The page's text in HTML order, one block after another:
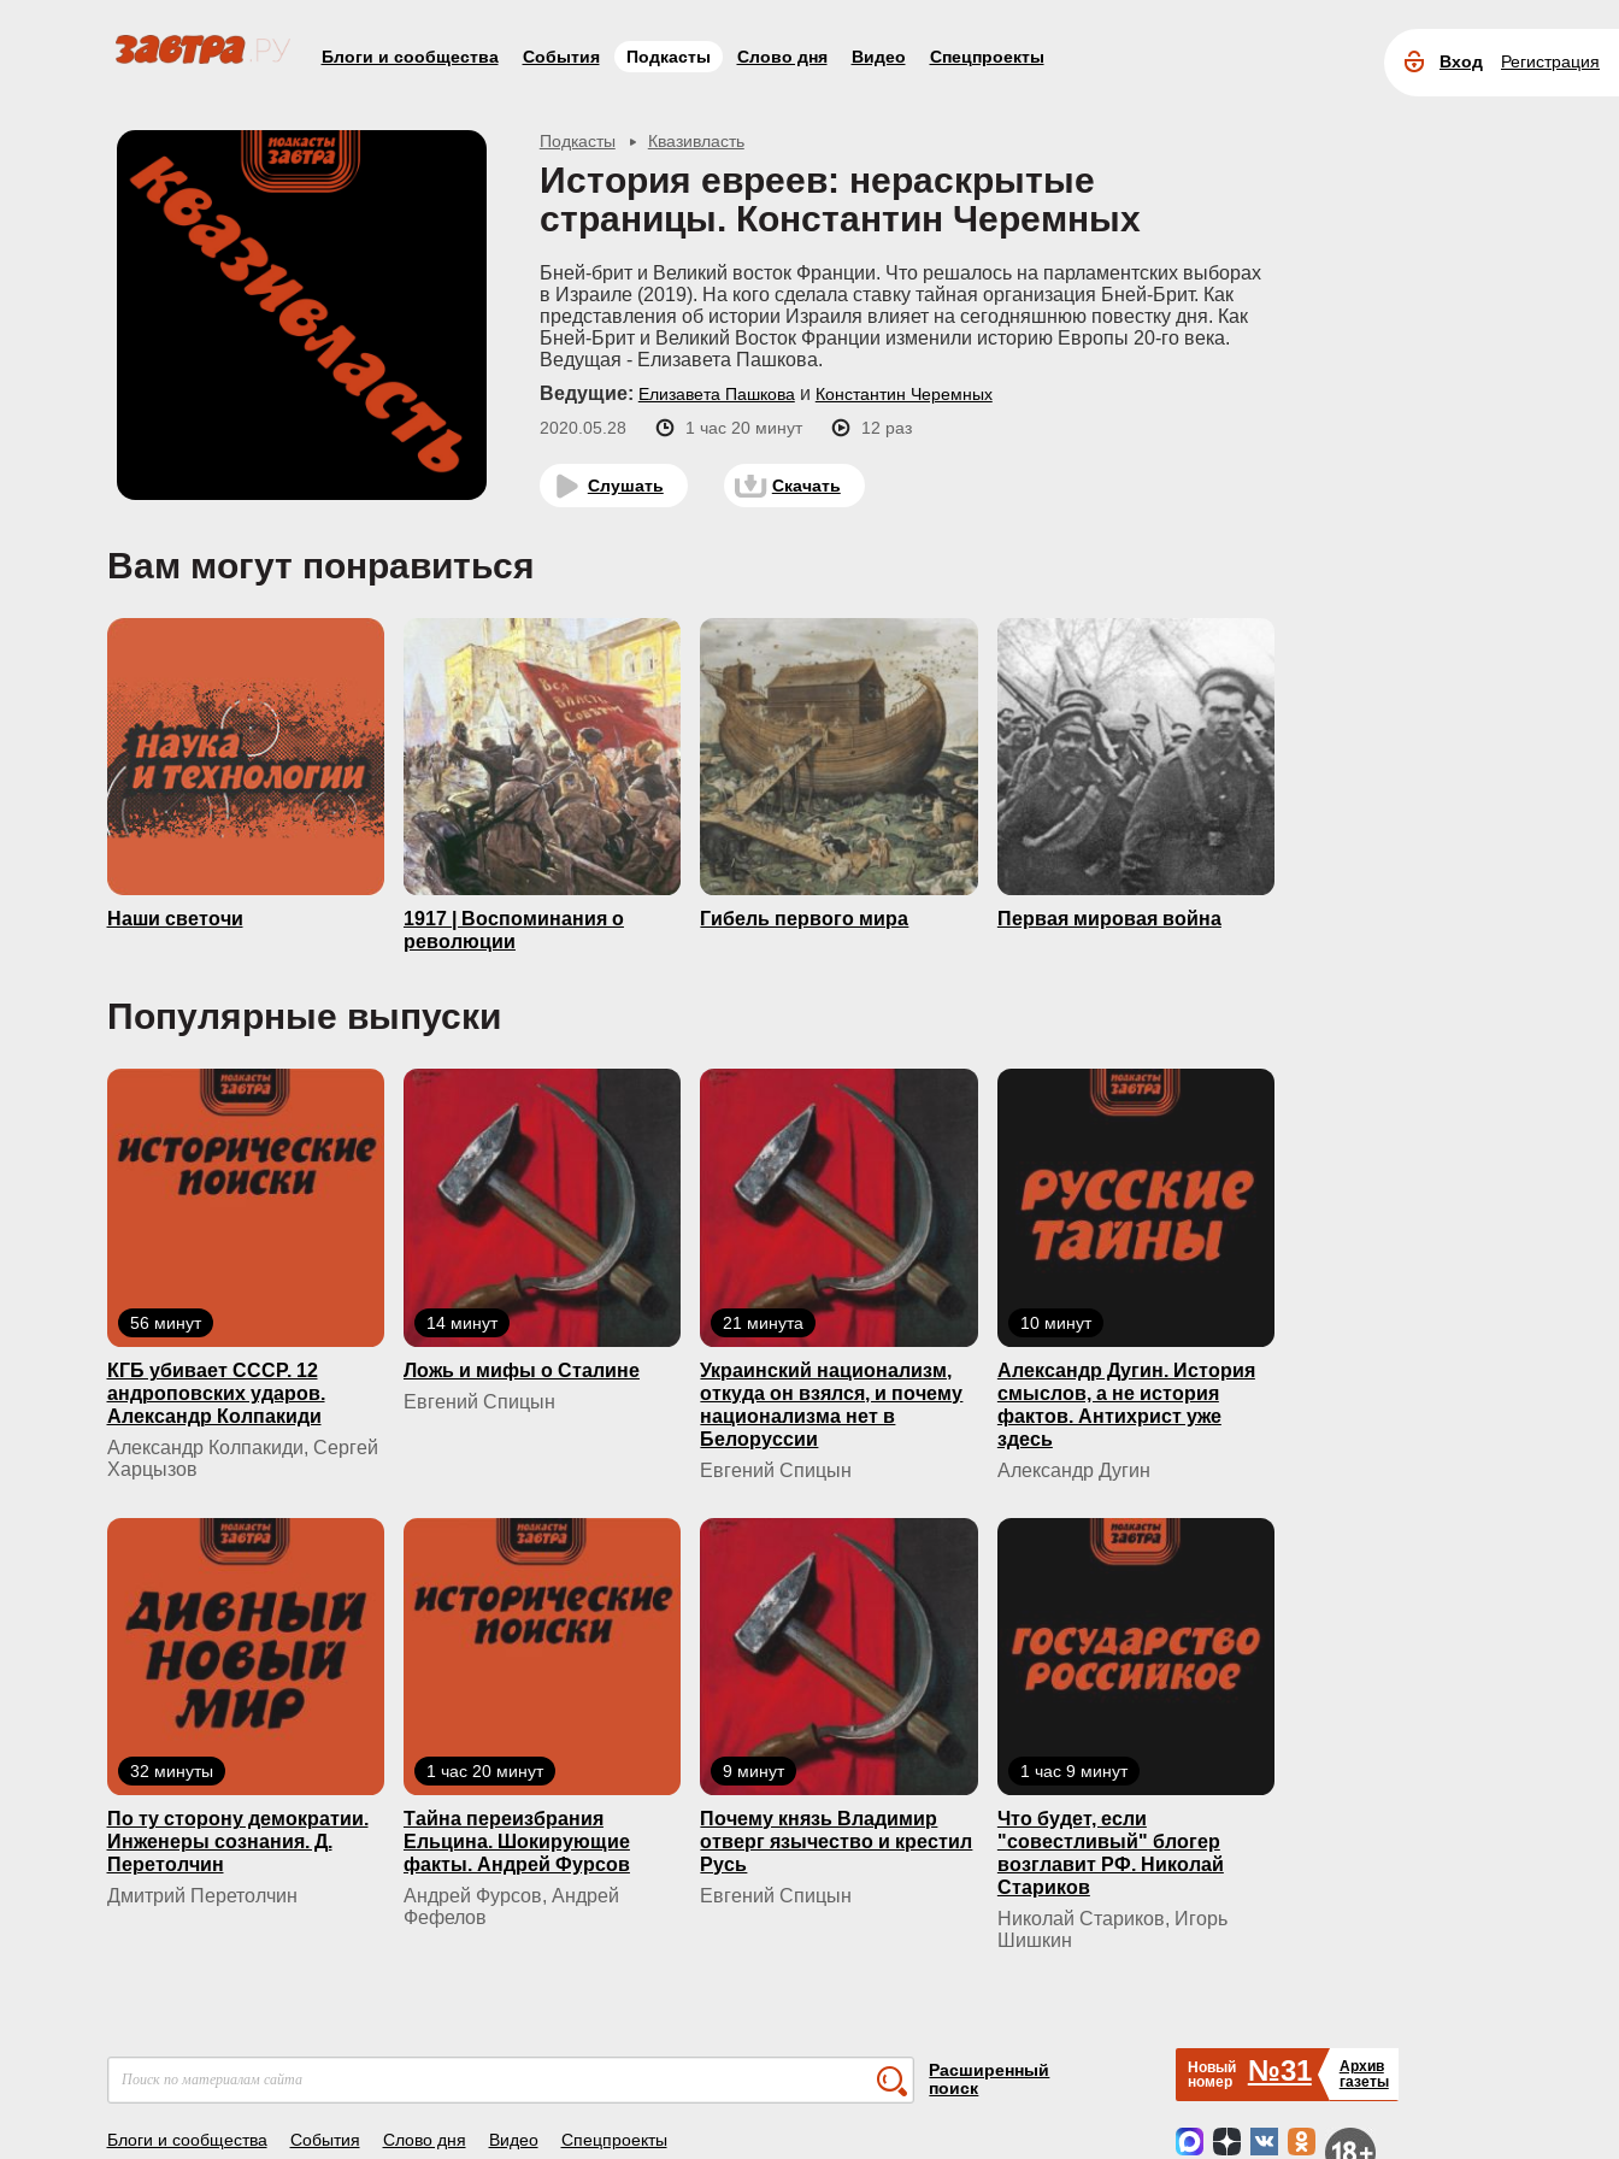
Блоги и сообщества События Подкасты Слово дня Видео Спецпроекты Вход
Регистрация
Подкасты
Квазивласть
История евреев: нераскрытые
страницы. Константин Черемных
Бней-брит и Великий восток Франции. Что решалось на парламентских выборах
в Израиле (2019). На кого сделала ставку тайная организация Бней-Брит. Как
представления об истории Израиля влияет на сегодняшнюю повестку дня. Как
Бней-Брит и Великий Восток Франции изменили историю Европы 20-го века.
Ведущая - Елизавета Пашкова.
Ведущие: Елизавета Пашкова и Константин Черемных
2020.05.28
1 час 20 минут 12 раз
Слушать Скачать
Вам могут понравиться
Наши светочи
1917 | Воспоминания о
революции
Гибель первого мира Первая мировая война
Популярные выпуски
56 минут
КГБ yбивaeт СССР. 12
андроповских ударов.
Александр Колпакиди
Александр Колпакиди, Сергей
Харцызов
14 минут
Ложь и мифы о Сталине
Евгений Спицын
21 минута
Украинский национализм,
откуда он взялся, и почему
национализма нет в
Белоруссии
Евгений Спицын
10 минут
Александр Дугин. История
смыслов, а не история
фактов. Антихрист уже
здесь
Александр Дугин
32 минуты
По ту сторону демократии.
Инженеры сознания. Д.
Перетолчин
Дмитрий Перетолчин
1 час 20 минут
Тайна переизбрания
Ельцина. Шокирующие
факты. Андрей Фурсов
Андрей Фурсов, Андрей
Фефелов
9 минут
Почему князь Владимир
отверг язычество и крестил
Русь
Евгений Спицын
1 час 9 минут
Что будет, если
"совестливый" блогер
возглавит РФ. Николай
Стариков
Николай Стариков, Игорь
Шишкин
Расширенный
поиск
Блоги и сообщества События Слово дня Видео Спецпроекты
Новый
номер
№31
Архив
газеты